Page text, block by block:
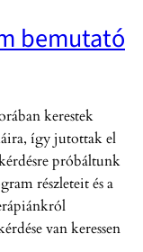
bemutató
kerestek
így jutottak el
próbáltunk
részleteit és a
van keressen